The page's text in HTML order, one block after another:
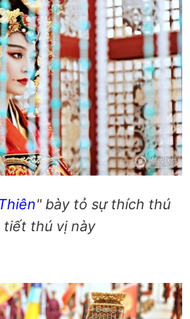
" bày tỏ sự thích thú
thú vị này